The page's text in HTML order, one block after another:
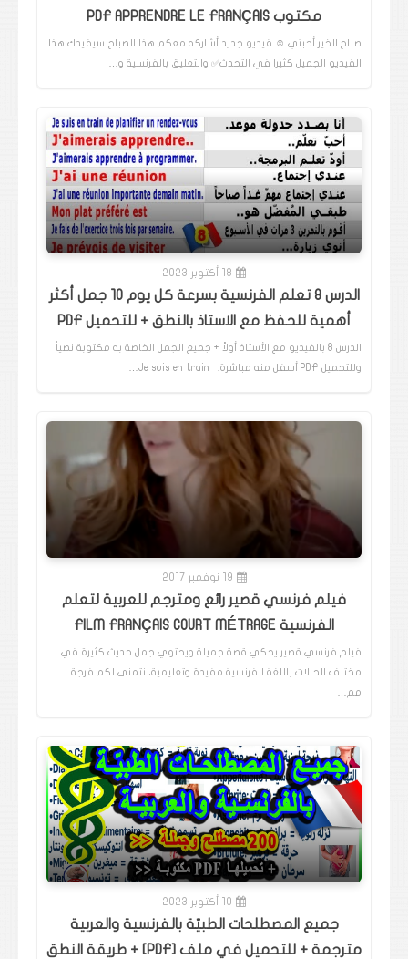
مكتوب PDF APPRENDRE LE FRANÇAIS
صباح الخير أحبتي ☺️ فيديو جديد أشاركه معكم هذا الصباح..سيفيدك هذا
الفيديو الجميل كثيرا في التحدث✅️ والتعليق بالفرنسية و…
18 أكتوبر 2023
الدرس 8 تعلم الفرنسية بسرعة كل يوم 10 جمل أكثر
أهمية للحفظ مع الاستاذ بالنطق + للتحميل PDF
الدرس 8 بالفيديو مع الأستاذ أولاً + جميع الجمل الخاصة به مكتوبة نصياً
وللتحميل PDF أسفل منه مباشرة: Je suis en train…
19 نوفمبر 2017
فيلم فرنسي قصير رائع ومترجم للعربية لتعلم
الفرنسية FILM FRANÇAIS COURT MÉTRAGE
فيلم فرنسي قصير يحكي قصة جميلة ويحتوي جمل حديث كثيرة في
مختلف الحالات باللغة الفرنسية مفيدة وتعليمية، نتمنى لكم فرجة
مم…
10 أكتوبر 2023
جميع المصطلحات الطبيّة بالفرنسية والعربية
مترجمة + للتحميل في ملف [PDF] + طريقة النطق